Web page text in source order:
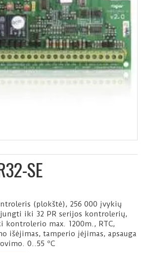
SE
(plokštė), 256 000 įvykių
iki 32 PR serijos kontrolerių,
kontrolerio max. 1200m., RTC,
išėjimas, tamperio įėjimas, apsauga
0..55 ºC